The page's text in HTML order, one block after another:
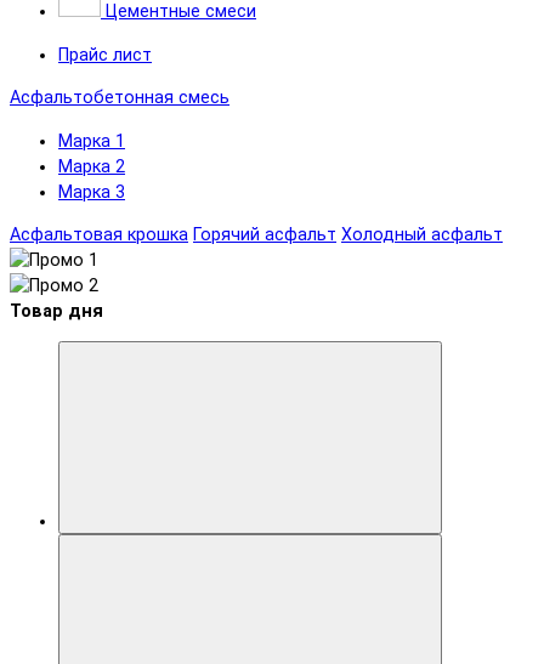
Цементные смеси
Прайс лист
Асфальтобетонная смесь
Марка 1
Марка 2
Марка 3
Асфальтовая крошка Горячий асфальт Холодный асфальт
Товар дня